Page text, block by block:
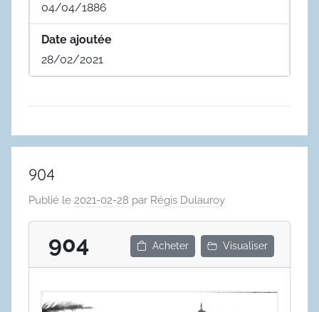
04/04/1886
Date ajoutée
28/02/2021
904
Publié le 2021-02-28 par Régis Dulauroy
904 Acheter Visualiser